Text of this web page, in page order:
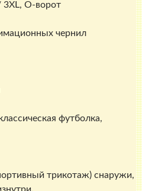
3XL, О-ворот
чернил
футболка,
трикотаж) снаружи,